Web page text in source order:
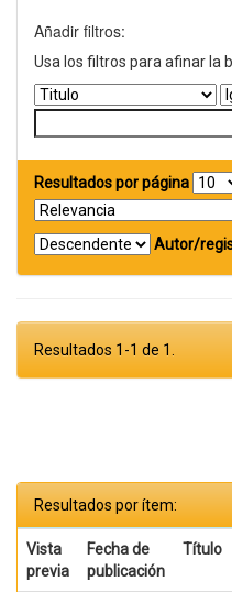
Añadir filtros:
Usa los filtros para afinar la
Resultados por página
Autor/
Resultados 1-1 de 1.
Resultados por ítem:
Vista
previa
Fecha de
publicación
Título